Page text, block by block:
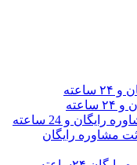
و 24 ساعته
مشاوره رایگان